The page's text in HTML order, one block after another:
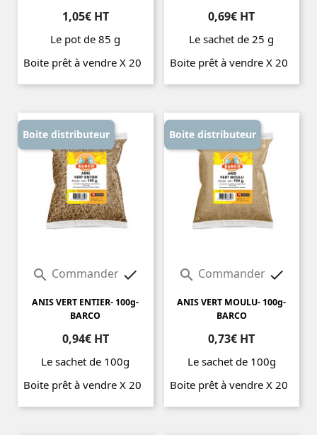
1,05€ HT
Le pot de 85 g
Boite prêt à vendre X 20
Prix
0,69€ HT
Le sachet de 25 g
Boite prêt à vendre X 20
Prix
 Commander 
ANIS VERT ENTIER- 100g-
BARCO
0,94€ HT
Le sachet de 100g
Boite prêt à vendre X 20
Prix
Boite distributeur
 Commander 
ANIS VERT MOULU- 100g-
BARCO
0,73€ HT
Le sachet de 100g
Boite prêt à vendre X 20
Prix
Boite distributeur